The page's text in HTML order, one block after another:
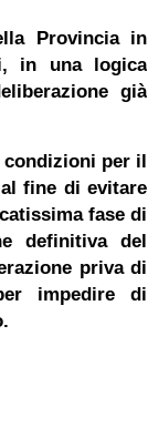
Provincia in
in una logica
già
per il
fine di evitare
fase di
definitiva del
priva di
impedire di